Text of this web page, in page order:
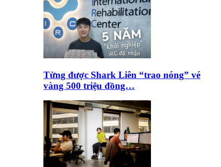
Từng được Shark Liên “trao nóng” vé
vàng 500 triệu đồng…